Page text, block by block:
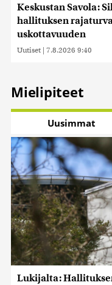
Keskustan Savola:
hallituksen
uskottavuuden
Uutiset | 7.8.2026 9:40
Mielipiteet
Uusimmat
Lukijalta: